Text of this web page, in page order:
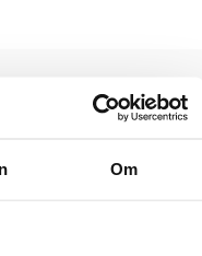
Om
SPECIFIKATIONER